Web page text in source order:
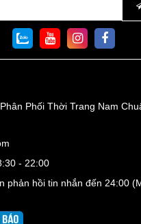
Phối Thời Trang Nam
- 22:00
phản hồi tin nhắn đến 24:00